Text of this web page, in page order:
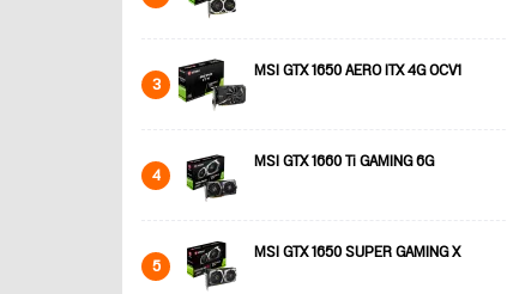
3 MSI GTX 1650 AERO ITX 4G OCV1
4 MSI GTX 1660 Ti GAMING 6G
5 MSI GTX 1650 SUPER GAMING X